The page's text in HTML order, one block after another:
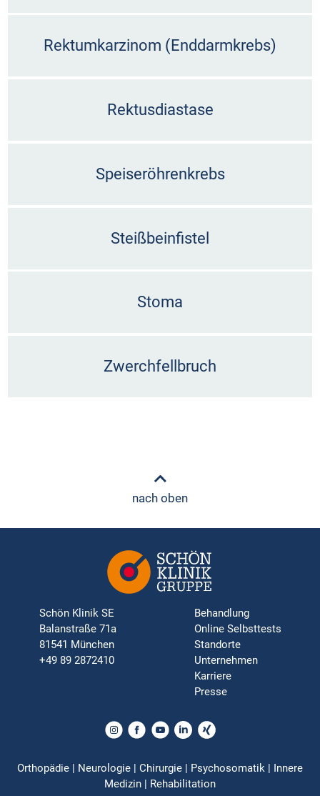
Rektumkarzinom (Enddarmkrebs)
Rektusdiastase
Speiseröhrenkrebs
Steißbeinfistel
Stoma
Zwerchfellbruch
nach oben
Schön Klinik SE
Balanstraße 71a
81541 München
+49 89 2872410
Behandlung
Online Selbsttests
Standorte
Unternehmen
Karriere
Presse
Orthopädie | Neurologie | Chirurgie | Psychosomatik | Innere
Medizin | Rehabilitation